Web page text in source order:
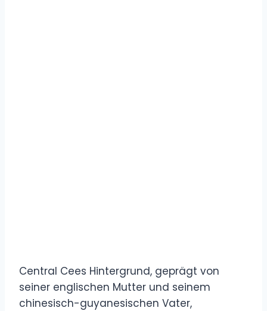
Central Cees Hintergrund, geprägt von
seiner englischen Mutter und seinem
chinesisch-guyanesischen Vater,